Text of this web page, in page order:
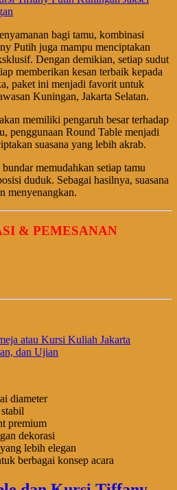
bagi tamu, kombinasi
Putih juga mampu menciptakan
Dengan demikian, setiap sudut
memberikan kesan terbaik kepada
paket ini menjadi favorit untuk
Kuningan, Jakarta Selatan.
memiliki pengaruh besar terhadap
penggunaan Round Table menjadi
suasana yang lebih akrab.
memudahkan setiap tamu
duduk. Sebagai hasilnya, suasana
menyenangkan.
& PEMESANAN
atau Kursi Kuliah Jakarta
dan Ujian
diameter
premium
dekorasi
lebih elegan
berbagai konsep acara